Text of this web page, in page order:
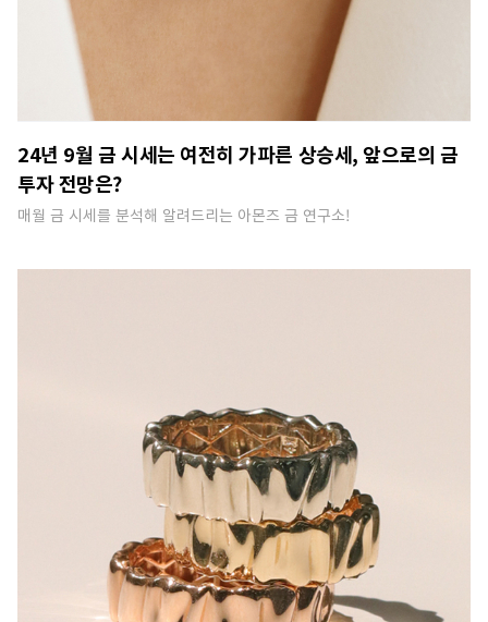
24년 9월 금 시세는 여전히 가파른 상승세, 앞으로의 금
투자 전망은?
매월 금 시세를 분석해 알려드리는 아몬즈 금 연구소!